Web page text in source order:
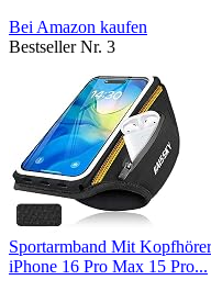
Bei Amazon kaufen
Bestseller Nr. 3
Sportarmband Mit
iPhone 16 Pro Max 15 Pro...